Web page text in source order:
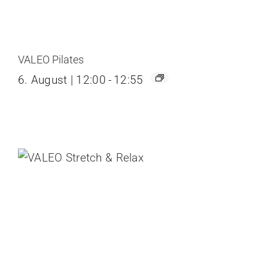
VALEO Pilates
6. August | 12:00 - 12:55